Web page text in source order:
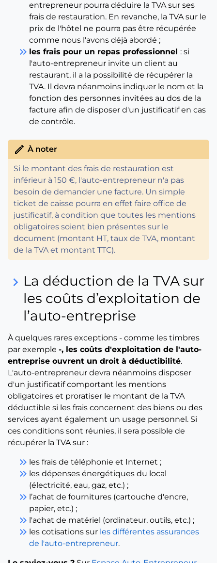
entrepreneur pourra déduire la TVA sur ses
frais de restauration. En revanche, la TVA sur le
prix de l'hôtel ne pourra pas être récupérée
comme nous l'avons déjà abordé ;
keyboard_double_arrow_right les frais pour un repas professionnel : si
l'auto-entrepreneur invite un client au
restaurant, il a la possibilité de récupérer la
TVA. Il devra néanmoins indiquer le nom et la
fonction des personnes invitées au dos de la
facture afin de disposer d'un justificatif en cas
de contrôle.
edit À noter
Si le montant des frais de restauration est
inférieur à 150 €, l'auto-entrepreneur n'a pas
besoin de demander une facture. Un simple
ticket de caisse pourra en effet faire office de
justificatif, à condition que toutes les mentions
obligatoires soient bien présentes sur le
document (montant HT, taux de TVA, montant
de la TVA et montant TTC).
keyboard_arrow_right La déduction de la TVA sur
les coûts d’exploitation de
l’auto-entreprise
À quelques rares exceptions - comme les timbres
par exemple -, les coûts d'exploitation de l'auto-
entreprise ouvrent un droit à déductibilité.
L'auto-entrepreneur devra néanmoins disposer
d'un justificatif comportant les mentions
obligatoires et proratiser le montant de la TVA
déductible si les frais concernent des biens ou des
services ayant également un usage personnel. Si
ces conditions sont réunies, il sera possible de
récupérer la TVA sur :
keyboard_double_arrow_right les frais de téléphonie et Internet ;
keyboard_double_arrow_right les dépenses énergétiques du local
(électricité, eau, gaz, etc.) ;
keyboard_double_arrow_right l’achat de fournitures (cartouche d'encre,
papier, etc.) ;
keyboard_double_arrow_right l'achat de matériel (ordinateur, outils, etc.) ;
keyboard_double_arrow_right les cotisations sur les différentes assurances
de l'auto-entrepreneur.